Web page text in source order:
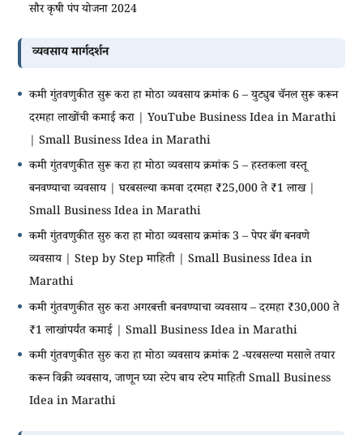
सौर कृषी पंप योजना 2024
व्यवसाय मार्गदर्शन
कमी गुंतवणुकीत सुरू करा हा मोठा व्यवसाय क्रमांक 6 – युट्युब चॅनल सुरू करून
दरमहा लाखोंची कमाई करा | YouTube Business Idea in Marathi
| Small Business Idea in Marathi
कमी गुंतवणुकीत सुरू करा हा मोठा व्यवसाय क्रमांक 5 – हस्तकला वस्तू
बनवण्याचा व्यवसाय | घरबसल्या कमवा दरमहा ₹25,000 ते ₹1 लाख |
Small Business Idea in Marathi
कमी गुंतवणुकीत सुरु करा हा मोठा व्यवसाय क्रमांक 3 – पेपर बॅग बनवणे
व्यवसाय | Step by Step माहिती | Small Business Idea in
Marathi
कमी गुंतवणुकीत सुरु करा अगरबत्ती बनवण्याचा व्यवसाय – दरमहा ₹30,000 ते
₹1 लाखांपर्यंत कमाई | Small Business Idea in Marathi
कमी गुंतवणुकीत सुरु करा हा मोठा व्यवसाय क्रमांक 2 -घरबसल्या मसाले तयार
करून विक्री व्यवसाय, जाणून घ्या स्टेप बाय स्टेप माहिती Small Business
Idea in Marathi